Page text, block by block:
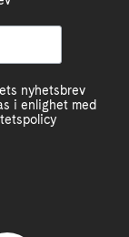
nyhetsbrev
i enlighet med